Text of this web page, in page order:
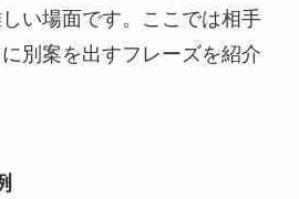
い場面です。ここでは相手
別案を出すフレーズを紹介